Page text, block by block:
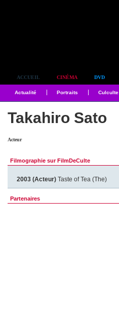
ACCUEIL CINÉMA DVD
Actualité Portraits Culculte
Takahiro Sato
Acteur
Filmographie sur FilmDeCulte
2003 (Acteur) Taste of Tea (The)
Partenaires